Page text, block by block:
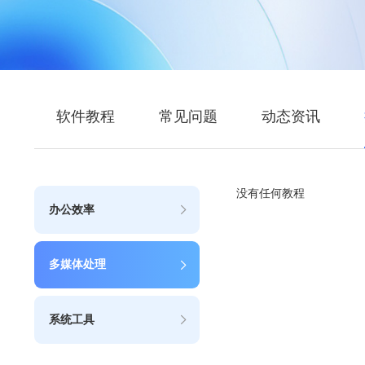
软件教程 常见问题 动态资讯
办公效率
多媒体处理
系统工具
没有任何教程